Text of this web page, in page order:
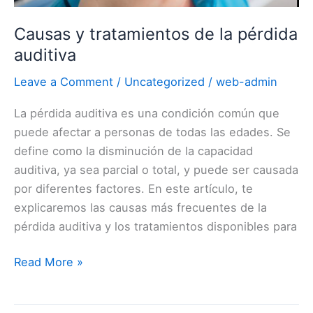
Causas y tratamientos de la pérdida
auditiva
Leave a Comment / Uncategorized / web-admin
La pérdida auditiva es una condición común que
puede afectar a personas de todas las edades. Se
define como la disminución de la capacidad
auditiva, ya sea parcial o total, y puede ser causada
por diferentes factores. En este artículo, te
explicaremos las causas más frecuentes de la
pérdida auditiva y los tratamientos disponibles para
Read More »